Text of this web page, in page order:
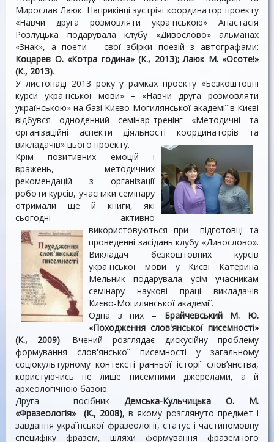
Мирослав Лаюк. Наприкінці зустрічі координатор проекту
«Навчи друга розмовляти українською» Анастасія
Розлуцька подарувала клубу «Дивослово» альманах
«Знак», а поети – свої збірки поезій з автографами:
Коцарев О. «Котра година» (К., 2013); Лаюк М. «Осоте!»
(К., 2013).
У листопаді 2013 року у рамках проекту «Безкоштовні
курси української мови» – «Навчи друга розмовляти
українською» на базі Києво-Могилянської академії в Києві
відбувся одноденний семінар-тренінг «Методичні та
організаційні аспекти діяльності координаторів та
викладачів» цього проекту.
Крім позитивних емоцій і
вражень, методичних
рекомендацій з організації
роботи курсів, учасники семінару
отримали ще й книги, які
сьогодні активно
використовуються при підготовці та
проведенні засідань клубу «Дивослово».
Викладач безкоштовних курсів
української мови у Києві Катерина
Мельник подарувала усім учасникам
семінару наукові праці викладачів
Києво-Могилянської академії.
Одна з них – Брайчевський М. Ю.
«Походження слов'янської писемності»
(К., 2009). Вчений розглядає дискусійну проблему
формування слов'янської писемності у загальному
соціокультурному контексті ранньої історії слов’янства,
користуючись не лише писемними джерелами, а й
археологічною базою.
Друга – посібник Демська-Кульчицька О. М.
«Фразеологія» (К., 2008), в якому розглянуто предмет і
завдання української фразеології, статус і частиномовну
специфіку фразем, шляхи формування фраземного